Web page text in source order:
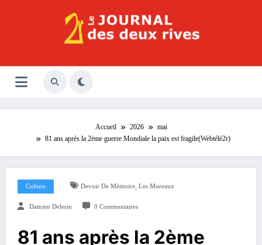
Le Journal des Deux Rives
Accueil 2026
mai
81 ans après la 2ème guerre Mondiale la paix est fragile(Webtélé2r)
Culture Devoir De Mèmoire, Les Mureaux
Damien Delerin 0 Commentaires
81 ans après la 2ème